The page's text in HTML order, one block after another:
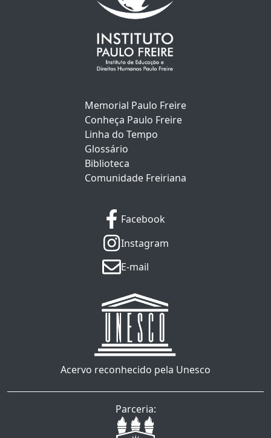
Memorial Paulo Freire
Conheça Paulo Freire
Linha do Tempo
Glossário
Biblioteca
Comunidade Freiriana
Facebook
Instagram
E-mail
Acervo reconhecido pela Unesco
Parceria: